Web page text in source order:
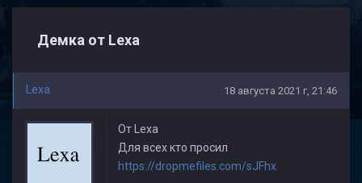
Демка от Lexa
Lexa 18 августа 2021 г, 21:46
От Lexa
Для всех кто просил
https://dropmefiles.com/sJFhx